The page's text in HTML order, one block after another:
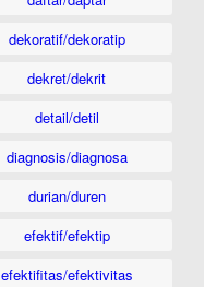
dekoratif/dekoratip
dekret/dekrit
detail/detil
diagnosis/diagnosa
durian/duren
efektif/efektip
efektifitas/efektivitas